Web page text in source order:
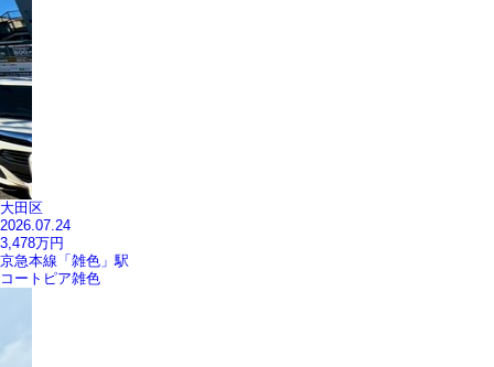
大田区
2026.07.24
3,478万円
京急本線「雑色」駅
コートピア雑色